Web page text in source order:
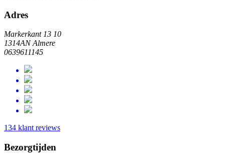
Adres
Markerkant 13 10
1314AN Almere
0639611145
134 klant reviews
Bezorgtijden